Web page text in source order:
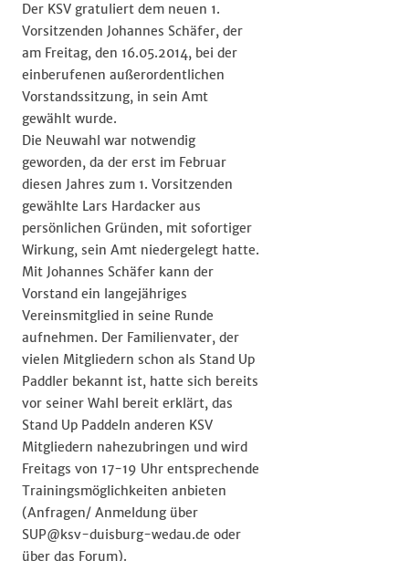
Der KSV gratuliert dem neuen 1.
Vorsitzenden Johannes Schäfer, der
am Freitag, den 16.05.2014, bei der
einberufenen außerordentlichen
Vorstandssitzung, in sein Amt
gewählt wurde.
Die Neuwahl war notwendig
geworden, da der erst im Februar
diesen Jahres zum 1. Vorsitzenden
gewählte Lars Hardacker aus
persönlichen Gründen, mit sofortiger
Wirkung, sein Amt niedergelegt hatte.
Mit Johannes Schäfer kann der
Vorstand ein langejähriges
Vereinsmitglied in seine Runde
aufnehmen. Der Familienvater, der
vielen Mitgliedern schon als Stand Up
Paddler bekannt ist, hatte sich bereits
vor seiner Wahl bereit erklärt, das
Stand Up Paddeln anderen KSV
Mitgliedern nahezubringen und wird
Freitags von 17-19 Uhr entsprechende
Trainingsmöglichkeiten anbieten
(Anfragen/ Anmeldung über
SUP@ksv-duisburg-wedau.de oder
über das Forum).